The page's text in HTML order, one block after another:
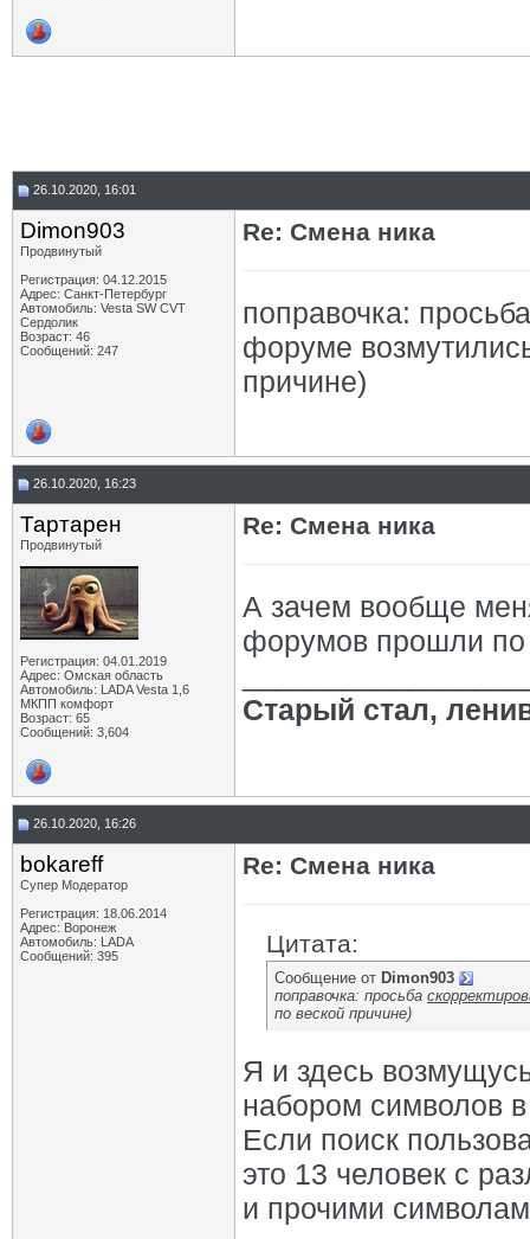
26.10.2020, 16:01
Dimon903
Продвинутый
Регистрация: 04.12.2015
Адрес: Санкт-Петербург
Автомобиль: Vesta SW CVT
Сердолик
Возраст: 46
Сообщений: 247
Re: Смена ника
поправочка:
форуме
причине)
26.10.2020, 16:23
Тартарен
Продвинутый
Регистрация: 04.01.2019
Адрес: Омская область
Автомобиль: LADA Vesta 1,6
МКПП комфорт
Возраст: 65
Сообщений: 3,604
Re: Смена ника
А зачем вообще
форумов прошли по
Старый стал,
26.10.2020, 16:26
bokareff
Супер Модератор
Регистрация: 18.06.2014
Адрес: Воронеж
Автомобиль: LADA
Сообщений: 395
Re: Смена ника
Цитата:
Сообщение от Dimon903
поправочка: просьба
по веской причине)
Я и здесь
набором символов в
Если поиск
это 13 человек с
и прочими